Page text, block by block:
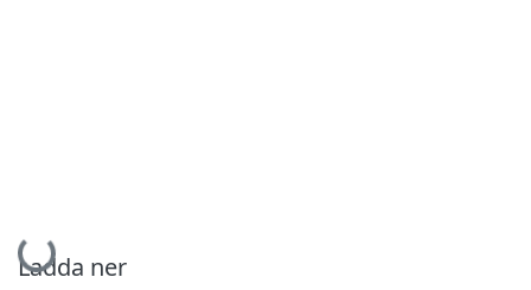
Hämtar...
Ladda ner